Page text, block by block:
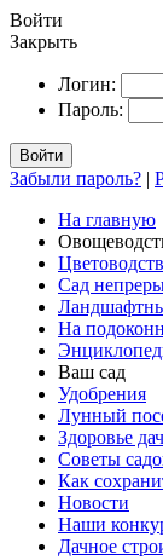
Войти
Закрыть
Логин:
Пароль:
Войти
Забыли пароль? |
На главную
Сад
На
Ваш сад
Удобрения
Лунный
Здоровье
Советы
Как
Новости
Наши
Дачное